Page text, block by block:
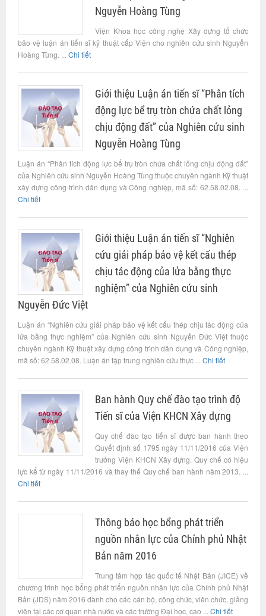
Nguyễn Hoàng Tùng
Viện Khoa học công nghệ Xây dựng tổ chức
bảo vệ luận án tiến sĩ kỹ thuật cấp Viện cho nghiên cứu sinh Nguyễn
Hoàng Tùng. ... Chi tiết
Giới thiệu Luận án tiến sĩ “Phân tích
động lực bể trụ tròn chứa chất lỏng
chịu động đất” của Nghiên cứu sinh
Nguyễn Hoàng Tùng
Luận án “Phân tích động lực bể trụ tròn chứa chất lỏng chịu động đất”
của Nghiên cứu sinh Nguyễn Hoàng Tùng thuộc chuyên ngành Kỹ thuật
xây dựng công trình dân dụng và Công nghiệp, mã số: 62.58.02.08. ...
Chi tiết
Giới thiệu Luận án tiến sĩ “Nghiên
cứu giải pháp bảo vệ kết cấu thép
chịu tác động của lửa bằng thực
nghiệm” của Nghiên cứu sinh
Nguyễn Đức Việt
Luận án “Nghiên cứu giải pháp bảo vệ kết cấu thép chịu tác động của
lửa bằng thực nghiệm” của Nghiên cứu sinh Nguyễn Đức Việt thuộc
chuyên ngành Kỹ thuật xây dựng công trình dân dụng và Công nghiệp,
mã số: 62.58.02.08. Luận án tập trung nghiên cứu thực ... Chi tiết
Ban hành Quy chế đào tạo trình độ
Tiến sĩ của Viện KHCN Xây dựng
Quy chế đào tạo tiến sĩ được ban hành theo
Quyết định số 1795 ngày 11/11/2016 của Viện
trưởng Viện KHCN Xây dựng. Quy chế có hiệu
lực kể từ ngày 11/11/2016 và thay thế Quy chế ban hành năm 2013. ...
Chi tiết
Thông báo học bổng phát triển
nguồn nhân lực của Chính phủ Nhật
Bản năm 2016
Trung tâm hợp tác quốc tế Nhật Bản (JICE) về
chương trình học bổng phát triển nguồn nhân lực của Chính phủ Nhật
Bản (JDS) năm 2016 dành cho các cán bộ, công chức, viên chức, giảng
viên tại các cơ quan nhà nước và các trường Đại học, cao ... Chi tiết